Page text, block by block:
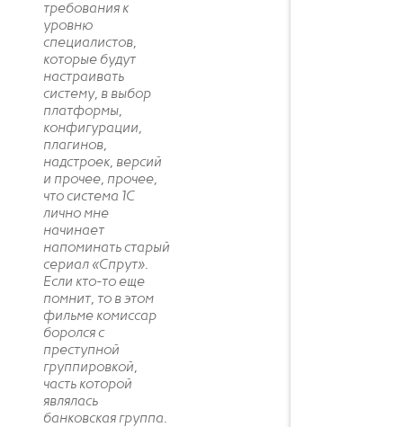
требования к
уровню
специалистов,
которые будут
настраивать
систему, в выбор
платформы,
конфигурации,
плагинов,
надстроек, версий
и прочее, прочее,
что система 1С
лично мне
начинает
напоминать старый
сериал «Спрут».
Если кто-то еще
помнит, то в этом
фильме комиссар
боролся с
преступной
группировкой,
часть которой
являлась
банковская группа.